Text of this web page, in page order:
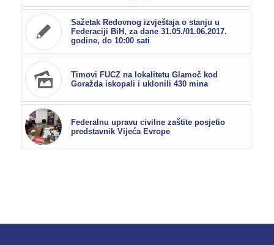
Sažetak Redovnog izvještaja o stanju u
Federaciji BiH, za dane 31.05./01.06.2017.
godine, do 10:00 sati
Timovi FUCZ na lokalitetu Glamoč kod
Goražda iskopali i uklonili 430 mina
Federalnu upravu civilne zaštite posjetio
predstavnik Vijeća Evrope